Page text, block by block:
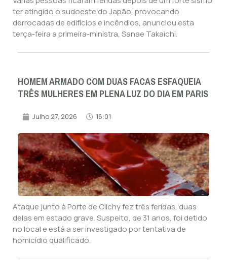
ter atingido o sudoeste do Japão, provocando
derrocadas de edifícios e incêndios, anunciou esta
terça-feira a primeira-ministra, Sanae Takaichi.
HOMEM ARMADO COM DUAS FACAS ESFAQUEIA
TRÊS MULHERES EM PLENA LUZ DO DIA EM PARIS
Julho 27, 2026 16:01
Ataque junto à Porte de Clichy fez três feridas, duas
delas em estado grave. Suspeito, de 31 anos, foi detido
no local e está a ser investigado por tentativa de
homicídio qualificado.